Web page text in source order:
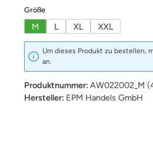
Größeauswählen
M L XL XXL
Um dieses Produkt zu bestellen,
an.
Produktnummer: AW022002_M
Hersteller: EPM Handels GmbH